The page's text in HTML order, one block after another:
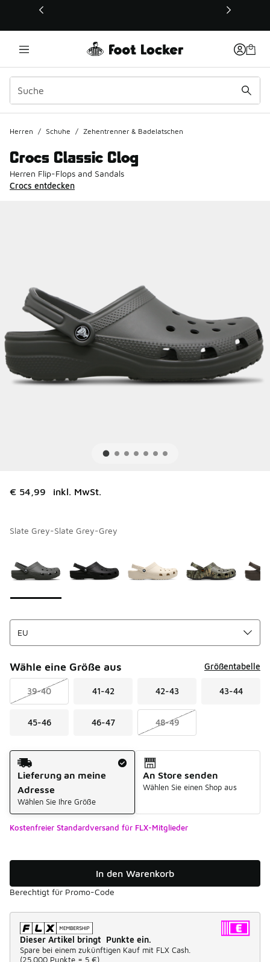
Dieser Link öffnet sich in einem neuen Fenster
Herren / Schuhe / Zehentrenner & Badelatschen
Crocs Classic Clog
Herren Flip-Flops and Sandals
Crocs entdecken
€ 54,99 inkl. MwSt.
Slate Grey-Slate Grey-Grey
Wähle eine Größe aus Größentabelle
39-40 41-42 42-43 43-44
45-46 46-47 48-49
Versandart
Lieferung an meine
Adresse
Wählen Sie Ihre Größe
An Store senden
Wählen Sie einen Shop aus
Kostenfreier Standardversand für FLX-Mitglieder
In den Warenkorb
Berechtigt für Promo-Code
Dieser Artikel bringt Punkte ein.
Spare bei einem zukünftigen Kauf mit FLX Cash.
(25.000 Punkte = 5 €)